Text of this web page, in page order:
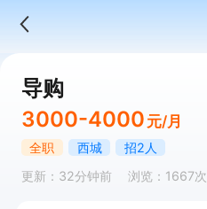
导购
3000-4000 元/月
全职 西城
招2人
更新：32分钟前
浏览：1667次